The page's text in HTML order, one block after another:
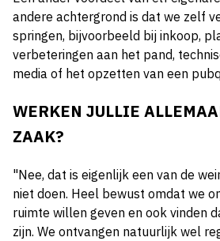
andere achtergrond is dat we zelf
springen, bijvoorbeeld bij inkoop,
verbeteringen aan het pand,
media of het opzetten van een
WERKEN JULLIE
ZAAK?
"Nee, dat is eigenlijk een van de
niet doen. Heel bewust omdat we
ruimte willen geven en ook vinden
zijn. We ontvangen natuurlijk wel